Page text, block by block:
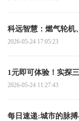
科远智慧：燃气轮机
2026-05-24 17:05:23
1元即可体验！实探
2026-05-24 11:27:43
每日速递:城市的脉